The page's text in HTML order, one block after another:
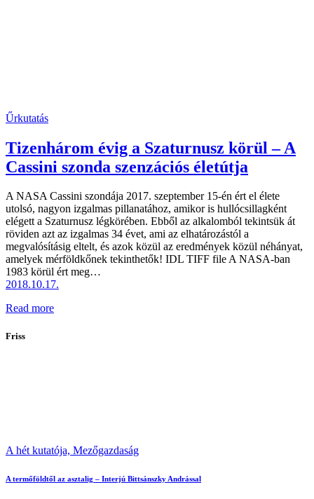
Űrkutatás
Tizenhárom évig a Szaturnusz körül – A
Cassini szonda szenzációs életútja
A NASA Cassini szondája 2017. szeptember 15-én ért el élete
utolsó, nagyon izgalmas pillanatához, amikor is hullócsillagként
elégett a Szaturnusz légkörében. Ebből az alkalomból tekintsük át
röviden azt az izgalmas 34 évet, ami az elhatározástól a
megvalósításig eltelt, és azok közül az eredmények közül néhányat,
amelyek mérföldkőnek tekinthetők! IDL TIFF file A NASA-ban
1983 körül ért meg…
2018.10.17.
Read more
Friss
A hét kutatója, Mezőgazdaság
A termőföldtől az asztalig – Interjú Bittsánszky Andrással